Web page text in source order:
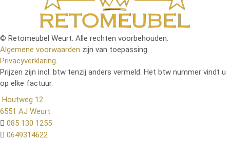
© Retomeubel Weurt. Alle rechten voorbehouden.
Algemene voorwaarden zijn van toepassing.
Privacyverklaring
Prijzen zijn incl. btw tenzij anders vermeld. Het btw nummer vindt u
op elke factuur.
Houtweg 12
6551 AJ Weurt
085 130 1255
0649314622